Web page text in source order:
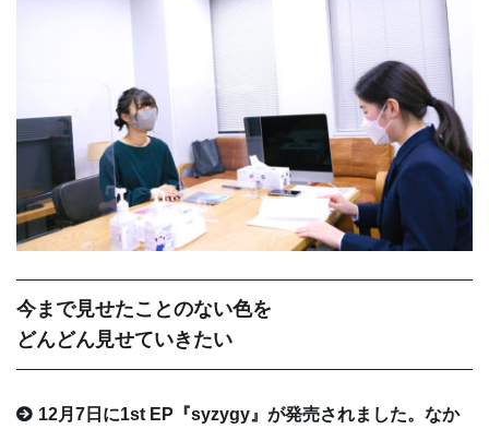
今まで見せたことのない色を
どんどん見せていきたい
12月7日に1st EP『syzygy』が発売されました。なか